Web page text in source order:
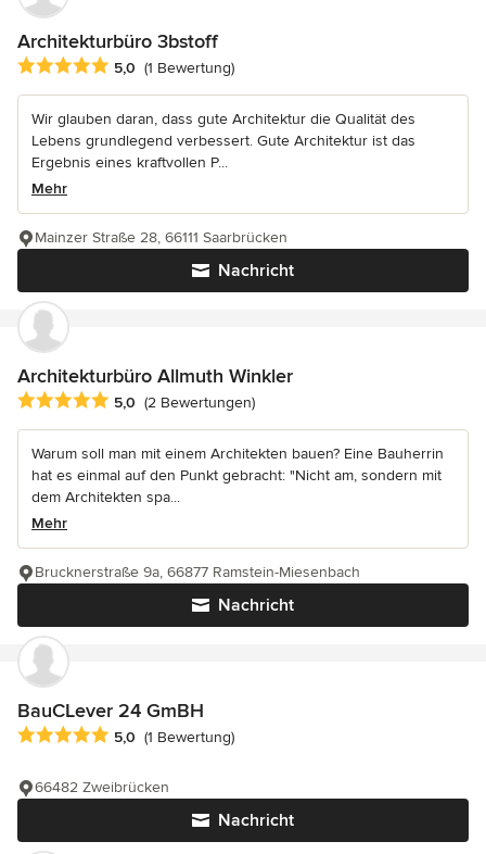
Architekturbüro 3bstoff
Durchschnittliche Bewertung: 5 von 5 Sternen
5,0 (1 Bewertung)
Wir glauben daran, dass gute Architektur die Qualität des
Lebens grundlegend verbessert. Gute Architektur ist das
Ergebnis eines kraftvollen P...
Mehr
Nachricht
Mainzer Straße 28, 66111 Saarbrücken
Architekturbüro Allmuth Winkler
Durchschnittliche Bewertung: 5 von 5 Sternen
5,0 (2 Bewertungen)
Warum soll man mit einem Architekten bauen? Eine Bauherrin
hat es einmal auf den Punkt gebracht: "Nicht am, sondern mit
dem Architekten spa...
Mehr
Nachricht
Brucknerstraße 9a, 66877 Ramstein-Miesenbach
BauCLever 24 GmBH
Durchschnittliche Bewertung: 5 von 5 Sternen
5,0 (1 Bewertung)
Nachricht
66482 Zweibrücken